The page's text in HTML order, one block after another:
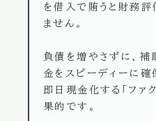
を借入で賄うと財務評
ません。
負債を増やさずに、
金をスピーディーに確
即日現金化する「ファ
果的です。